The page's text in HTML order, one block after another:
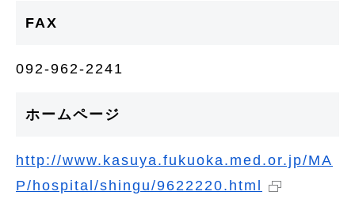
FAX
092-962-2241
ホームページ
http://www.kasuya.fukuoka.med.or.jp/MA
P/hospital/shingu/9622220.html